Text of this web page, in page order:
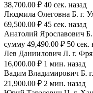
38,700.00 ₽ 40 сек. назад
Людмила Олеговна Б. г.
69,500.00 ₽ 45 сек. назад
Анатолий Ярославович
сумму 49,490.00 ₽ 50 сек.
Лев Даниилович Л. г.
16,000.00 ₽ 1 мин. назад
Вадим Владимирович Б.
21,900.00 ₽ 2 мин. назад